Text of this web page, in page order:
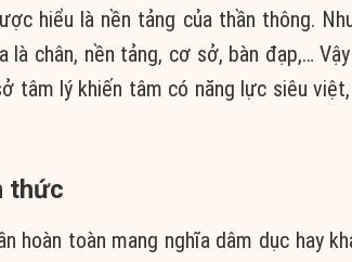
hiểu là nền tảng của thần thông.
chân, nền tảng, cơ sở, bàn đạp,…
tâm lý khiến tâm có năng lực siêu
thức
hoàn toàn mang nghĩa dâm dục hay